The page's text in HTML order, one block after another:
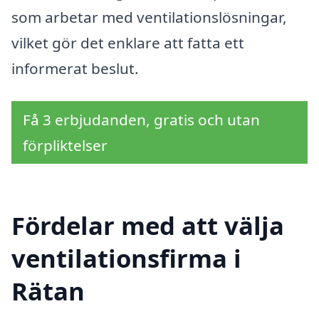
som arbetar med ventilationslösningar,
vilket gör det enklare att fatta ett
informerat beslut.
Få 3 erbjudanden, gratis och utan
förpliktelser
Fördelar med att välja
ventilationsfirma i
Rätan